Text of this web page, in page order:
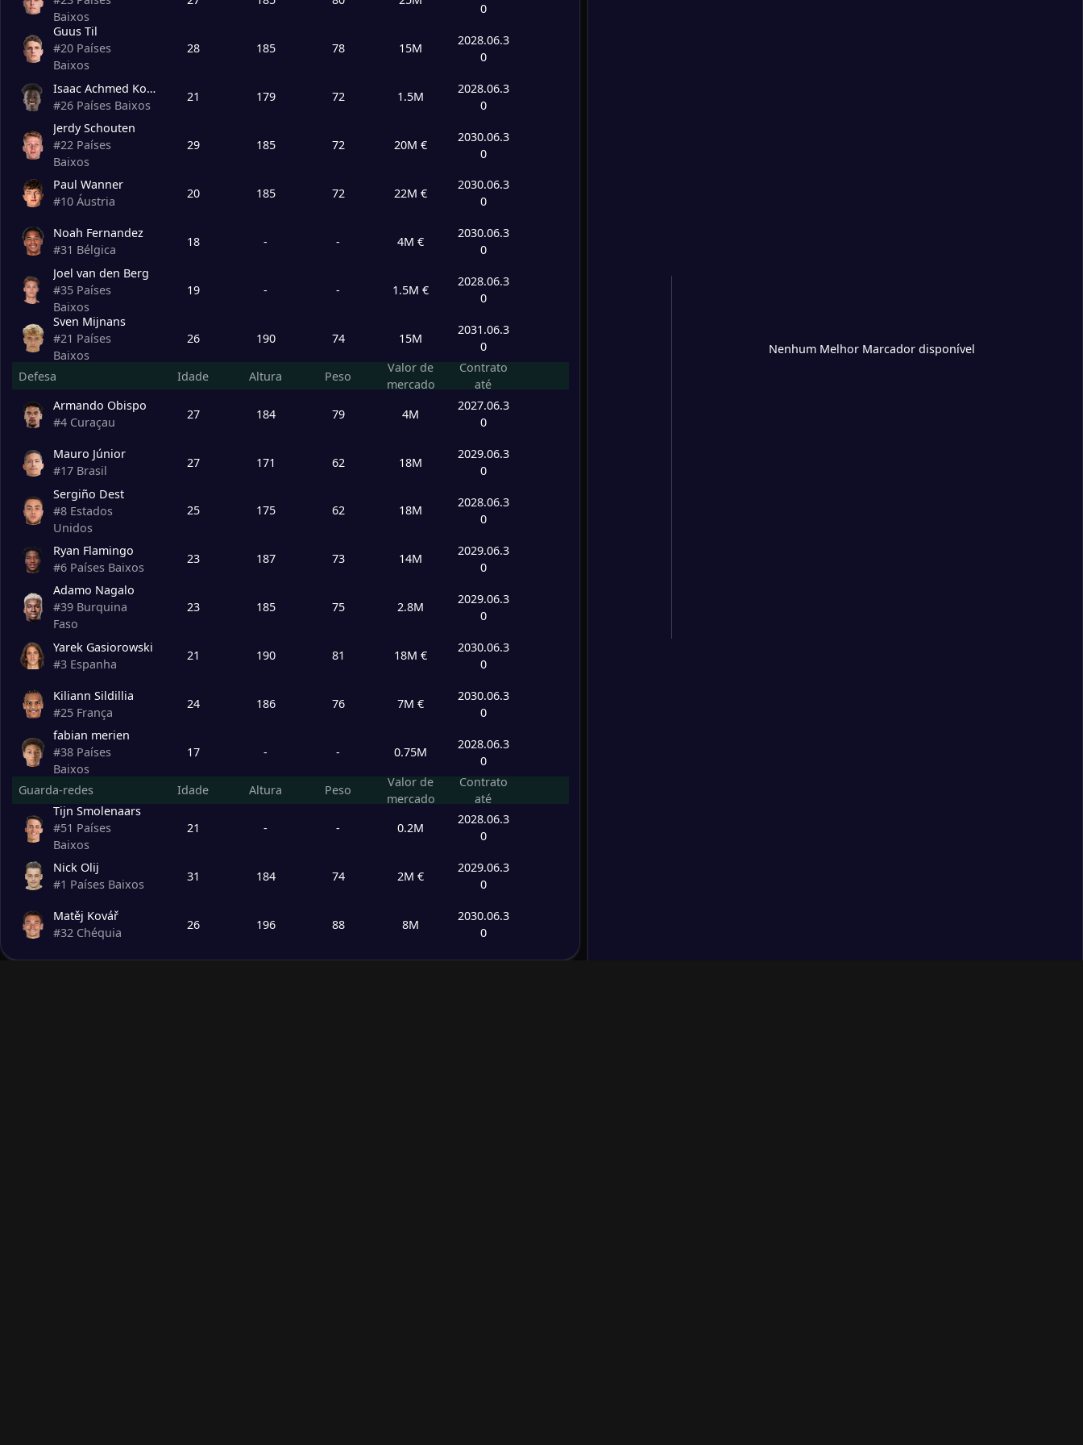
Baixos
0
Guus Til
#20 Países
Baixos
28 185 78 15M
2028.06.3
0
Isaac Achmed Koroma Junior Babadi
#26 Países Baixos
21 179 72 1.5M
2028.06.3
0
Jerdy Schouten
#22 Países
Baixos
29 185 72 20M €
2030.06.3
0
Paul Wanner
#10 Áustria
20 185 72 22M €
2030.06.3
0
Noah Fernandez
#31 Bélgica
18 - - 4M €
2030.06.3
0
Joel van den Berg
#35 Países
Baixos
19 - - 1.5M €
2028.06.3
0
Sven Mijnans
#21 Países
Baixos
26 190 74 15M
2031.06.3
0
Defesa
Idade Altura Peso
Valor de
mercado
Contrato
até
Armando Obispo
#4 Curaçau
27 184 79 4M
2027.06.3
0
Mauro Júnior
#17 Brasil
27 171 62 18M
2029.06.3
0
Sergiño Dest
#8 Estados
Unidos
25 175 62 18M
2028.06.3
0
Ryan Flamingo
#6 Países Baixos
23 187 73 14M
2029.06.3
0
Adamo Nagalo
#39 Burquina
Faso
23 185 75 2.8M
2029.06.3
0
Yarek Gasiorowski
#3 Espanha
21 190 81 18M €
2030.06.3
0
Kiliann Sildillia
#25 França
24 186 76 7M €
2030.06.3
0
fabian merien
#38 Países
Baixos
17 - - 0.75M
2028.06.3
0
Guarda-redes
Idade Altura Peso
Valor de
mercado
Contrato
até
Tijn Smolenaars
#51 Países
Baixos
21 - - 0.2M
2028.06.3
0
Nick Olij
#1 Países Baixos
31 184 74 2M €
2029.06.3
0
Matěj Kovář
#32 Chéquia
26 196 88 8M
2030.06.3
0
Nenhum Melhor Marcador disponível